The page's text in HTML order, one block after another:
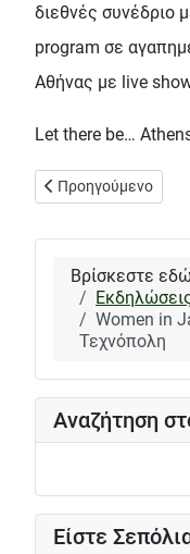
Αναζήτηση
Είστε
διεθνές συνέδριο
program σε
Αθήνας με live
Let there be…
Προηγούμενο
Προηγούμενο
Βρίσκεστε
Women in
Τεχνόπολη